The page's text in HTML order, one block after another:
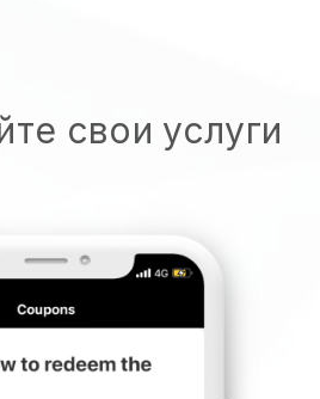
свои услуги